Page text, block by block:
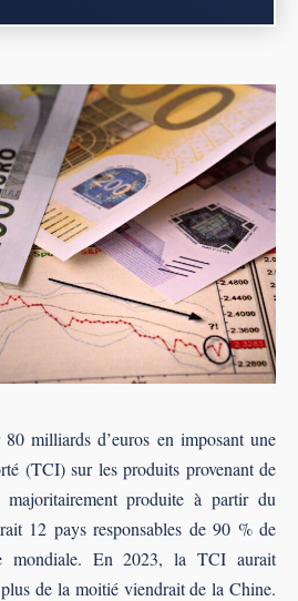
milliards d’euros en imposant une
(TCI) sur les produits provenant de
produite à partir du
12 pays responsables de 90 % de
mondiale. En 2023, la TCI aurait
de la moitié viendrait de la Chine.